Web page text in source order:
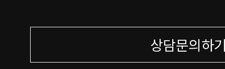
상담문의하